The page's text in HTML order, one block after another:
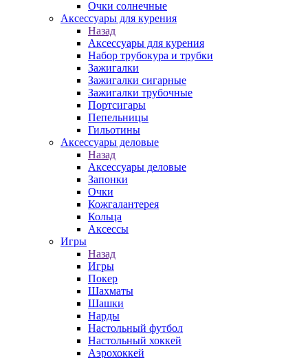
Очки солнечные
Аксессуары для курения
Назад
Аксессуары для курения
Набор трубокура и трубки
Зажигалки
Зажигалки сигарные
Зажигалки трубочные
Портсигары
Пепельницы
Гильотины
Аксессуары деловые
Назад
Аксессуары деловые
Запонки
Очки
Кожгалантерея
Кольца
Аксессы
Игры
Назад
Игры
Покер
Шахматы
Шашки
Нарды
Настольный футбол
Настольный хоккей
Аэрохоккей